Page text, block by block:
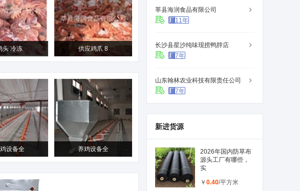
头 冷冻 供应鸡爪 8
设备全 养鸡设备全
莘县海润食品有限公司
11年
长沙县星沙纯味现捞鸭脖店
7年
山东翰林农业科技有限责任公司
7年
新进货源
2026年国内防草布
源头工厂有哪些，
实
￥ 0.40/平方米